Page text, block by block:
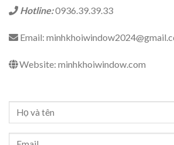
Hotline:0936.39.39.33
Email:
Website: minhkhoiwindow.com